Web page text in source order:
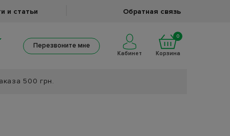
и статьи Обратная связь
Перезвоните мне
Кабинет
0
Корзина
500 грн.